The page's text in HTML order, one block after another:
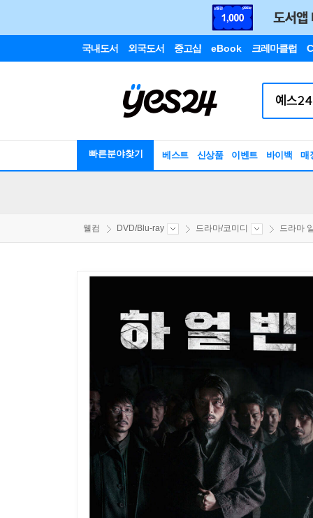
국내도서 외국도서 중고샵 eBook 크레마클럽
빠른분야찾기 베스트 신상품 이벤트 바이백 매
웰컴 DVD/Blu-ray 드라마/코미디 드라마